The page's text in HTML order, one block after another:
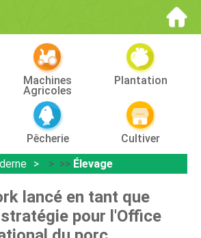
Machines
Agricoles
Plantation
Pêcherie
Cultiver
> >> Élevage
lancé en tant que
pour l'Office